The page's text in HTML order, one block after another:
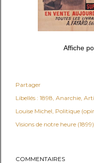
Affiche
Partager
Libellés : 1898 Anarchie
Louise Michel Politique
Visions de notre heure (1899)
COMMENTAIRES